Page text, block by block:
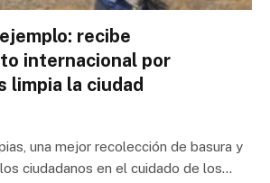
recibe
internacional por
limpia la ciudad
una mejor recolección de basura y
ciudadanos en el cuidado de los…